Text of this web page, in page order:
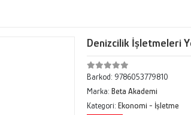
Denizcilik İşletmeleri
Barkod: 9786053779810
Marka: Beta Akademi
Kategori: Ekonomi - İşletme